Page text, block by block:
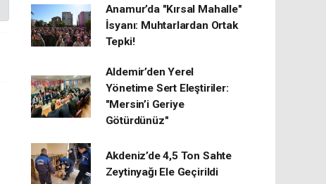
Anamur’da "Kırsal Mahalle"
İsyanı: Muhtarlardan Ortak
Tepki!
Aldemir’den Yerel
Yönetime Sert Eleştiriler:
"Mersin’i Geriye
Götürdünüz"
Akdeniz’de 4,5 Ton Sahte
Zeytinyağı Ele Geçirildi